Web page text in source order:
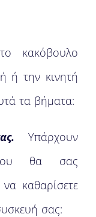
κακόβουλο
ή την κινητή
τα βήματα:
Υπάρχουν
θα σας
καθαρίσετε
σας: